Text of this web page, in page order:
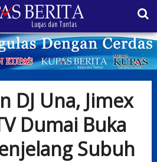
DJ Una, Jimex
Dumai Buka
Subuh